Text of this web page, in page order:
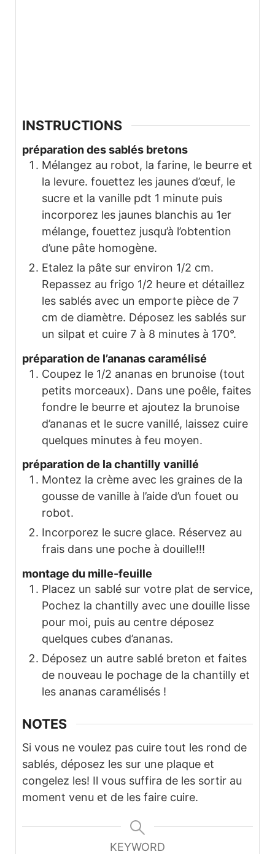
INSTRUCTIONS
préparation des sablés bretons
Mélangez au robot, la farine, le beurre et
la levure. fouettez les jaunes d’œuf, le
sucre et la vanille pdt 1 minute puis
incorporez les jaunes blanchis au 1er
mélange, fouettez jusqu’à l’obtention
d’une pâte homogène.
Etalez la pâte sur environ 1/2 cm.
Repassez au frigo 1/2 heure et détaillez
les sablés avec un emporte pièce de 7
cm de diamètre. Déposez les sablés sur
un silpat et cuire 7 à 8 minutes à 170°.
préparation de l’ananas caramélisé
Coupez le 1/2 ananas en brunoise (tout
petits morceaux). Dans une poêle, faites
fondre le beurre et ajoutez la brunoise
d’ananas et le sucre vanillé, laissez cuire
quelques minutes à feu moyen.
préparation de la chantilly vanillé
Montez la crème avec les graines de la
gousse de vanille à l’aide d’un fouet ou
robot.
Incorporez le sucre glace. Réservez au
frais dans une poche à douille!!!
montage du mille-feuille
Placez un sablé sur votre plat de service,
Pochez la chantilly avec une douille lisse
pour moi, puis au centre déposez
quelques cubes d’ananas.
Déposez un autre sablé breton et faites
de nouveau le pochage de la chantilly et
les ananas caramélisés !
NOTES
Si vous ne voulez pas cuire tout les rond de
sablés, déposez les sur une plaque et
congelez les! Il vous suffira de les sortir au
moment venu et de les faire cuire.
KEYWORD